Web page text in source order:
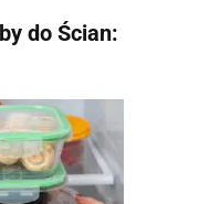
do Ścian: